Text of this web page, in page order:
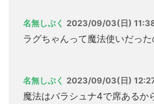
名無しぷく 2023/09/03(日)
ラグちゃんって魔法使いだった
名無しぷく 2023/09/03(日)
魔法はバラシュナ4で席あるか